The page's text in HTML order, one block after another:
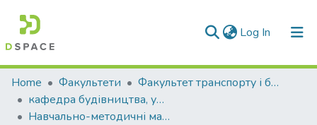
Log In (current)
Communities & Collections
All of DSpace
Home Факультети
Факультет транспорту і будівництва
кафедра будівництва, урбаністики та просторового планування
Навчально-методичні матеріали (КБУтаПП)